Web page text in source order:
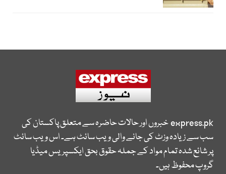
express.pkخبروں اور حالات حاضرہ سے متعلق پاکستان کی
سب سے زیادہ وزٹ کی جانے والی ویب سائٹ ہے۔ اس ویب سائٹ
پر شائع شدہ تمام مواد کے جملہ حقوق بحق ایکسپریس میڈیا
گروپ محفوظ ہیں۔